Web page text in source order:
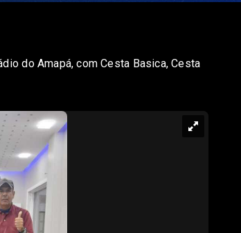
do Amapá, com Cesta Basica, Cesta